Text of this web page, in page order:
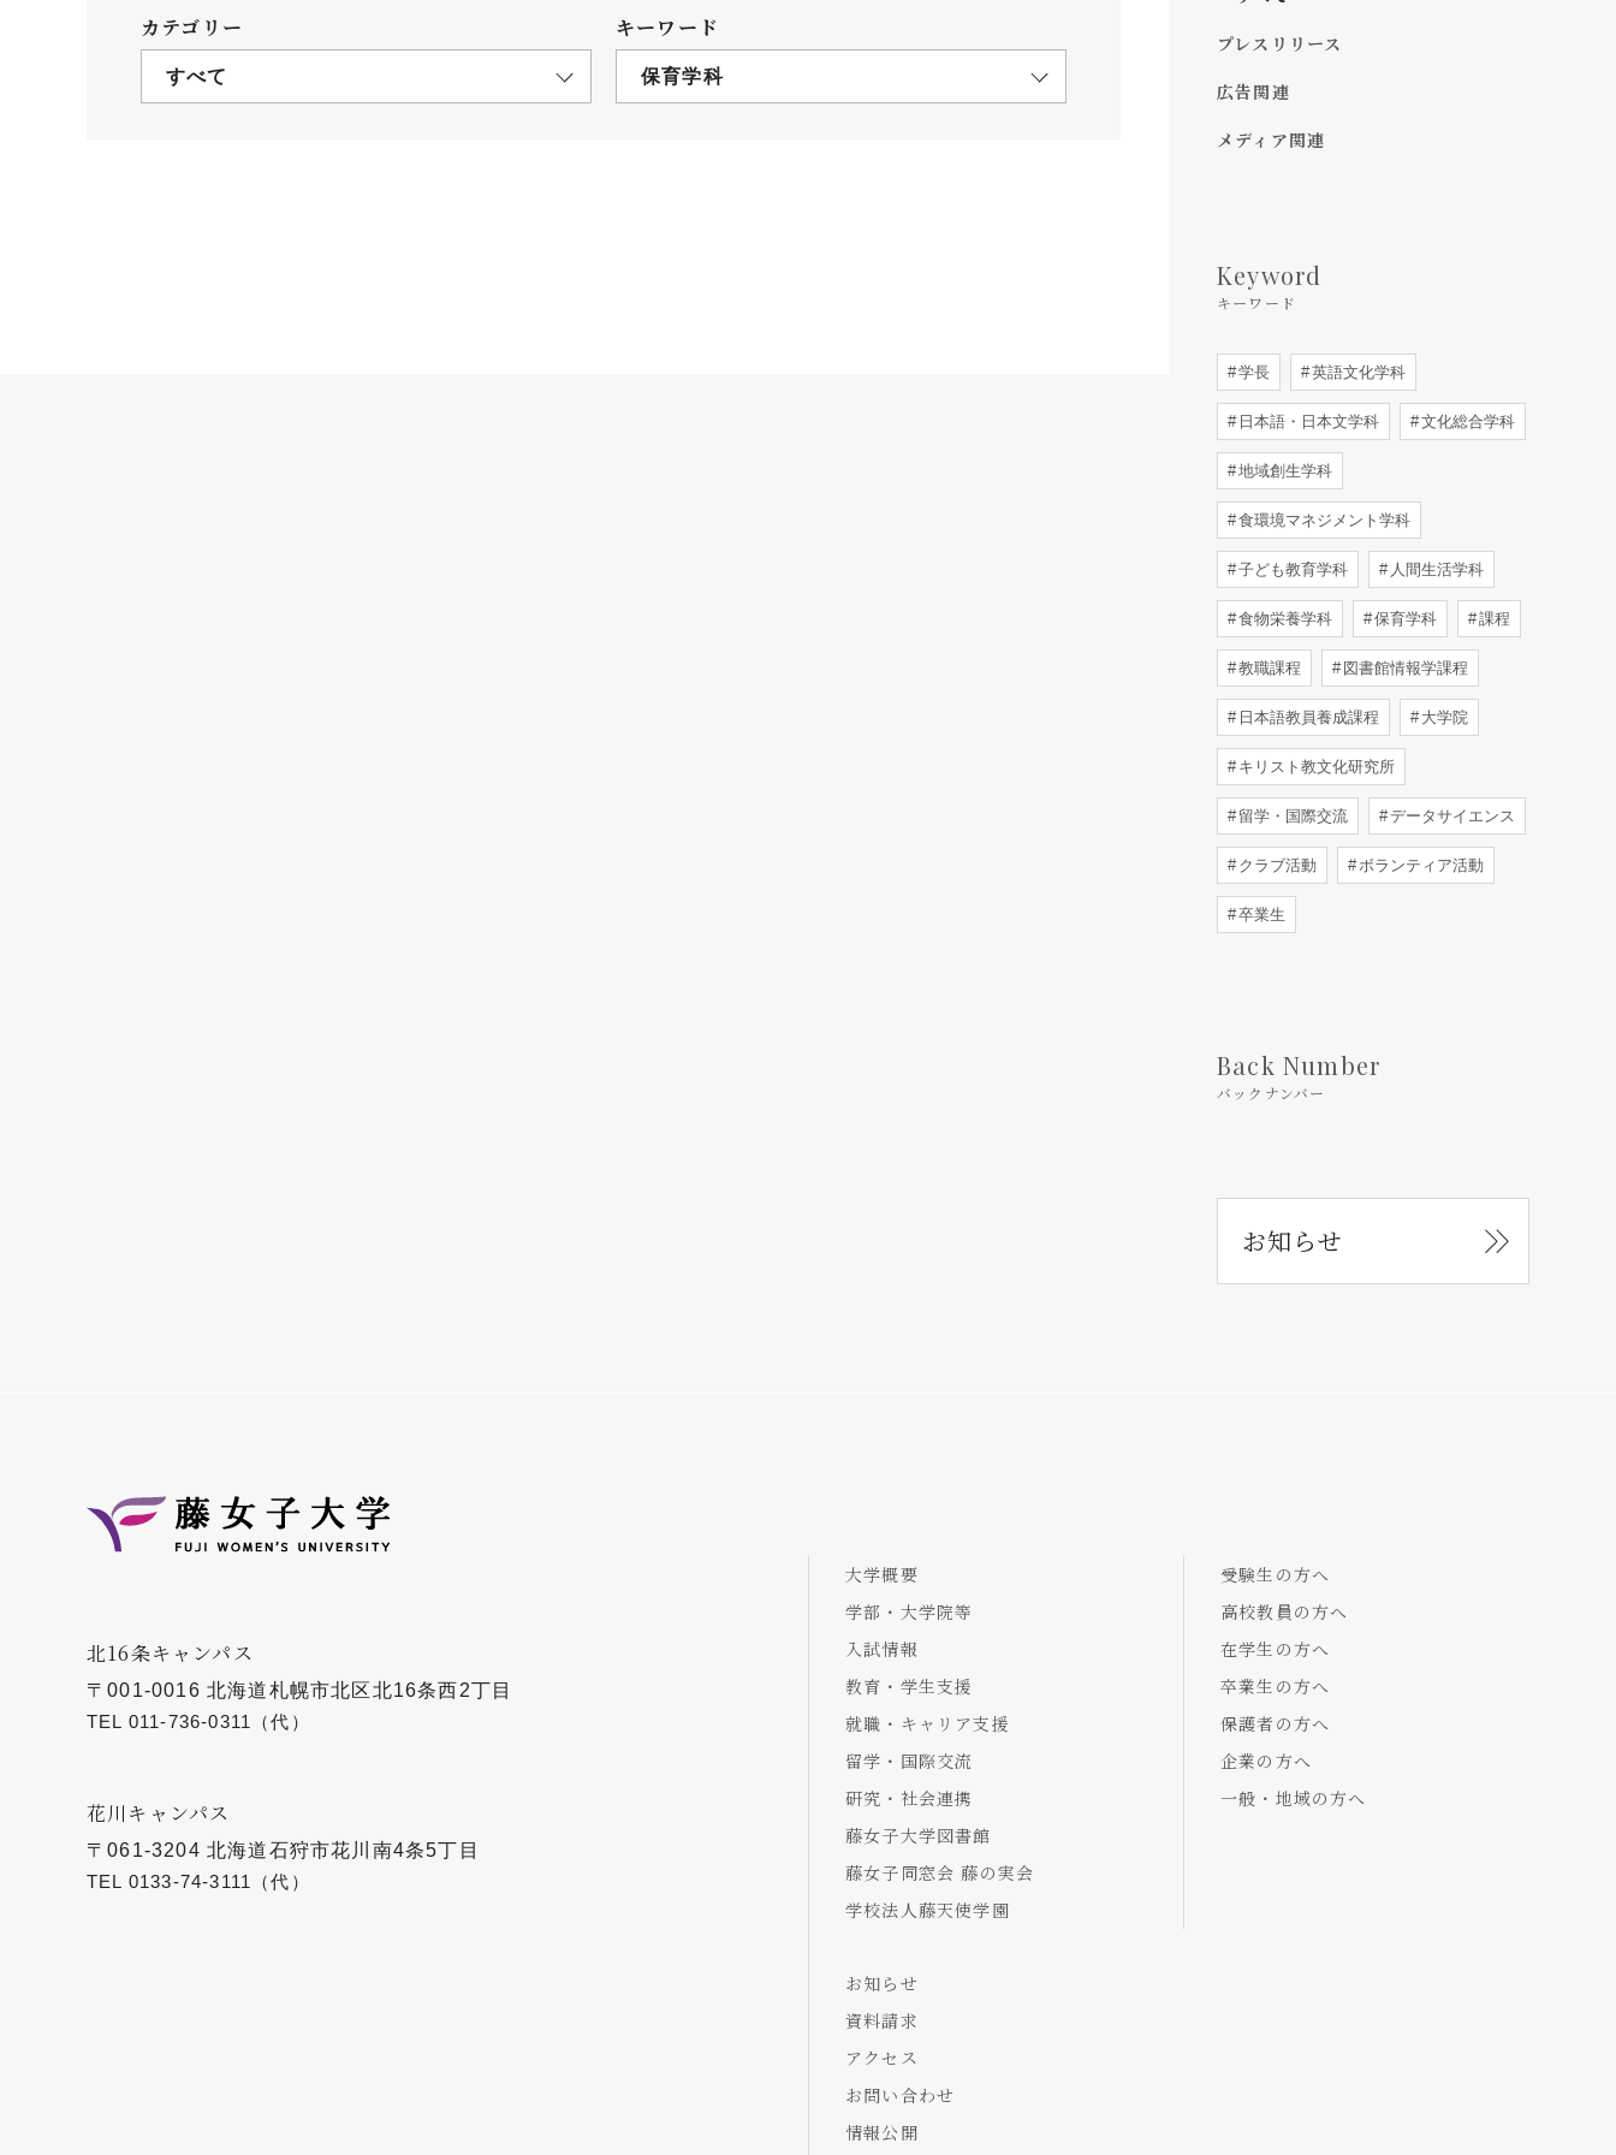
３Dパノラマビュー
カテゴリー
すべて
キーワード
保育学科
プレスリリース
広告関連
メディア関連
Keyword
キーワード
学長 英語文化学科
日本語・日本文学科 文化総合学科
地域創生学科
食環境マネジメント学科
子ども教育学科 人間生活学科
食物栄養学科 保育学科 課程
教職課程 図書館情報学課程
日本語教員養成課程 大学院
キリスト教文化研究所
留学・国際交流 データサイエンス
クラブ活動 ボランティア活動
卒業生
Back Number
バックナンバー
お知らせ
北16条キャンパス
〒001-0016 北海道札幌市北区北16条西2丁目
TEL 011-736-0311 （代）
花川キャンパス
〒061-3204 北海道石狩市花川南4条5丁目
TEL 0133-74-3111 （代）
大学概要
学部・大学院等
入試情報
教育・学生支援
就職・キャリア支援
留学・国際交流
研究・社会連携
藤女子大学図書館
藤女子同窓会 藤の実会
学校法人藤天使学園
受験生の方へ
高校教員の方へ
在学生の方へ
卒業生の方へ
保護者の方へ
企業の方へ
一般・地域の方へ
お知らせ
資料請求
アクセス
お問い合わせ
情報公開